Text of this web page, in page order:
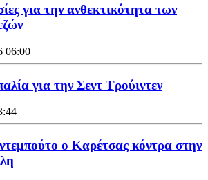
για την ανθεκτικότητα των
06:00
για την Σεντ Τρούιντεν
ο Καρέτσας κόντρα στην